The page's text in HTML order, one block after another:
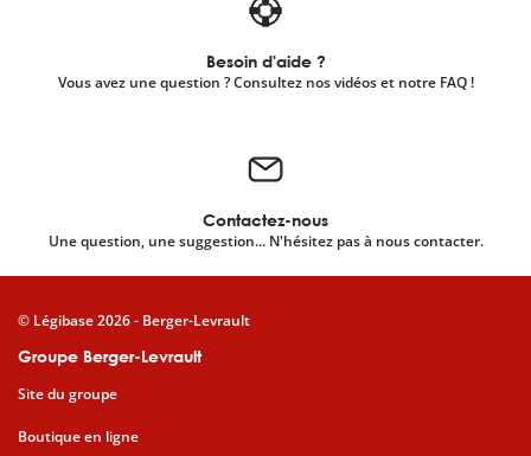
Besoin d'aide ?
Vous avez une question ? Consultez nos vidéos et notre FAQ !
Contactez-nous
Une question, une suggestion... N'hésitez pas à nous contacter.
Groupe Berger-Levrault
Site du groupe
Boutique en ligne
© Légibase 2026 - Berger-Levrault